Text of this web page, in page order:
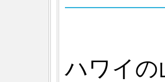
ハワイの